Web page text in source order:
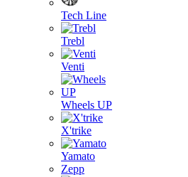
Tech Line
Trebl
Venti
Wheels UP
X'trike
Yamato
Zepp